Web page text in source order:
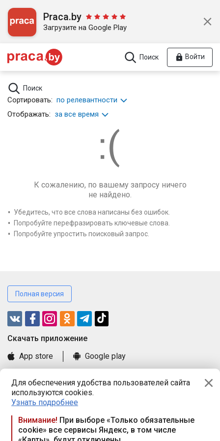
Для обеспечения удобства пользователей сайта
используются cookies.
Узнать подробнее
Внимание! При выборе «Только обязательные
cookie» все сервисы Яндекс, в том числе
Praca.by
Загрузите на Google Play
Поиск Войти
Поиск
Сортировать: по релевантности
Отображать: за все время
К сожалению, по вашему запросу ничего
не найдено.
Убедитесь, что все слова написаны без ошибок.
Попробуйте перефразировать ключевые слова.
Попробуйте упростить поисковый запрос.
Полная версия
Cкачать приложение
App store
Google play
Книга замечаний и предложений
Правила и документы
Praca.by © 2000—2026, ООО «ПРАЦА БАЙ»
Республика Беларусь, 220114, г. Минск, пр-т Независимости
117а, пом. № 9.